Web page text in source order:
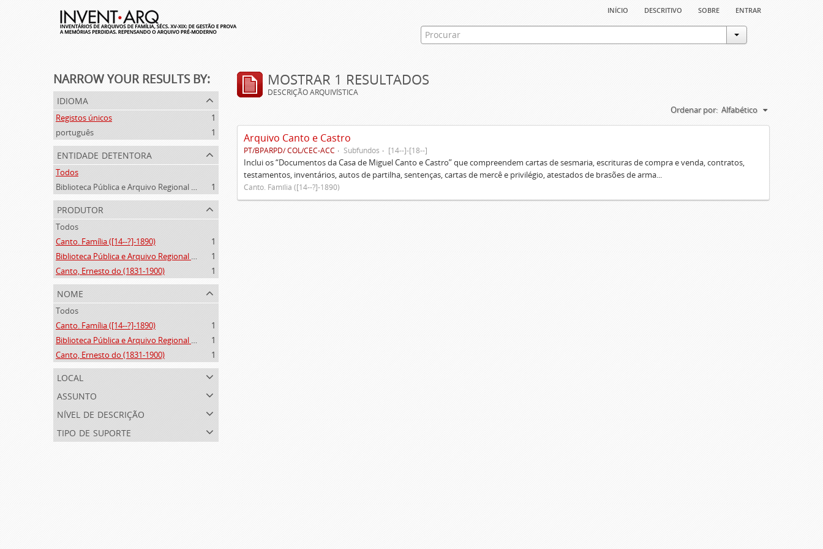
início descritivo sobre entrar
NARROW YOUR RESULTS BY:
idioma
Registos únicos
1
português
1
entidade detentora
Todos
Biblioteca Pública e Arquivo Regional de Ponta Delgada
1
produtor
Todos
Canto. Família ([14--?]-1890)
1
Biblioteca Pública e Arquivo Regional de Ponta Delgada (1841- )
1
Canto, Ernesto do (1831-1900)
1
nome
Todos
Canto. Família ([14--?]-1890)
1
Biblioteca Pública e Arquivo Regional de Ponta Delgada (1841- )
1
Canto, Ernesto do (1831-1900)
1
local
assunto
nível de descrição
tipo de suporte
MOSTRAR 1 RESULTADOS
DESCRIÇÃO ARQUIVÍSTICA
Ordenar por: Alfabético
Arquivo Canto e Castro
PT/BPARPD/ COL/CEC-ACC Subfundos [14--]-[18--]
Inclui os “Documentos da Casa de Miguel Canto e Castro” que compreendem cartas de sesmaria, escrituras de compra e venda, contratos,
testamentos, inventários, autos de partilha, sentenças, cartas de mercê e privilégio, atestados de brasões de arma...
Canto. Família ([14--?]-1890)